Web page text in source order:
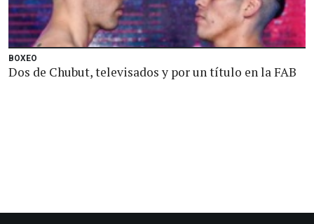
BOXEO
Dos de Chubut, televisados y por un título en la FAB